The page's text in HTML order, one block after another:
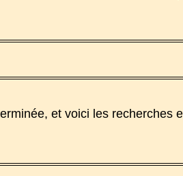
et voici les recherches